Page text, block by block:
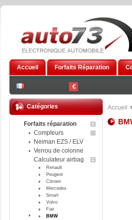
€
Accueil Forfaits Réparation
Catégories
Forfaits réparation
Compteurs
Neiman EZS / ELV
Verrou de colonne
Calculateur airbag
Renault
Peugeot
Citroen
Mercedes
Smart
Volvo
Fiat
BMW
Accueil